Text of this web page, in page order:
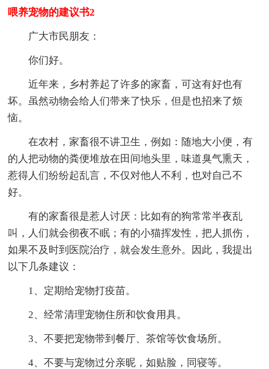
喂养宠物的建议书2
广大市民朋友：
你们好。
近年来，乡村养起了许多的家畜，可这有好也有
坏。虽然动物会给人们带来了快乐，但是也招来了烦
恼。
在农村，家畜很不讲卫生，例如：随地大小便，有
的人把动物的粪便堆放在田间地头里，味道臭气熏天，
惹得人们纷纷起乱言，不仅对他人不利，也对自己不
好。
有的家畜很是惹人讨厌：比如有的狗常常半夜乱
叫，人们就会彻夜不眠；有的小猫挥发性，把人抓伤，
如果不及时到医院治疗，就会发生意外。因此，我提出
以下几条建议：
1、定期给宠物打疫苗。
2、经常清理宠物住所和饮食用具。
3、不要把宠物带到餐厅、茶馆等饮食场所。
4、不要与宠物过分亲昵，如贴脸，同寝等。